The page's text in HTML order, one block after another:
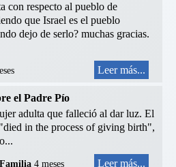
con respecto al pueblo de
que Israel es el pueblo
dejo de serlo? muchas gracias.
Leer más...
el Padre Pío
adulta que falleció al dar luz. El
in the process of giving birth",
4 meses Leer más...